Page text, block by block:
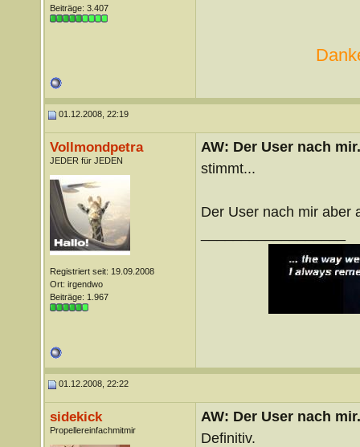
Beiträge: 3.407
01.12.2008, 22:19
Vollmondpetra
JEDER für JEDEN
Registriert seit: 19.09.2008
Ort: irgendwo
Beiträge: 1.967
AW: Der User nach
stimmt...
Der User nach mir aber
01.12.2008, 22:22
sidekick
Propellereinfachmitmir
AW: Der User nach
Definitiv.